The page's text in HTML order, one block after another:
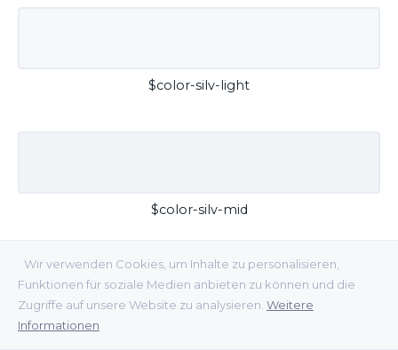
Wir verwenden Cookies, um Inhalte zu personalisieren,
Funktionen für soziale Medien anbieten zu können und die
Zugriffe auf unsere Website zu analysieren. Weitere
Informationen
$color-silv-light
$color-silv-mid